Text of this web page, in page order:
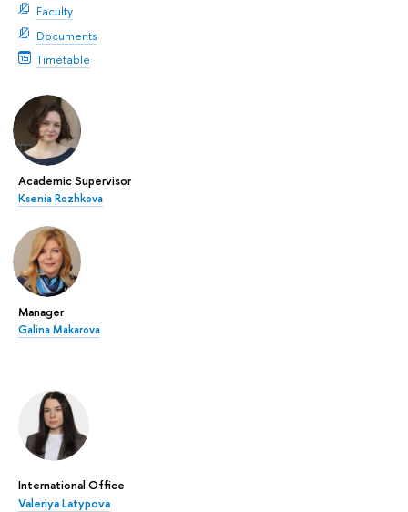
Faculty
Documents
Timetable
Academic Supervisor
Ksenia Rozhkova
Manager
Galina Makarova
International Office
Valeriya Latypova